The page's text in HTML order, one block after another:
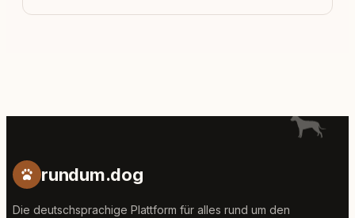
rundum.dog
Die deutschsprachige Plattform für alles rund um den